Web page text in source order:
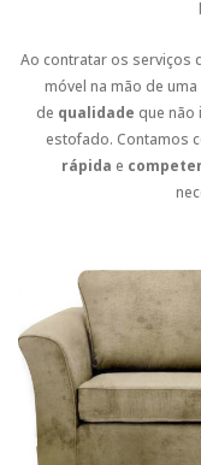
Ao contratar os serviços
móvel na mão de uma
de qualidade que não
estofado. Contamos
rápida e